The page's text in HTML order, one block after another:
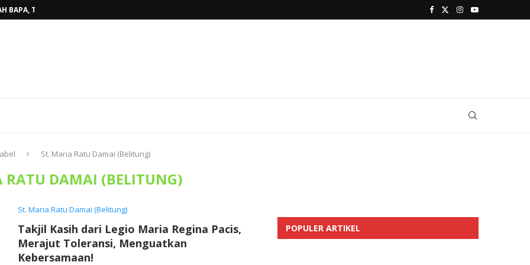
BAPA, TINGGALKAN...
St. Maria Ratu Damai (Belitung)
RATU DAMAI (BELITUNG)
St. Maria Ratu Damai (Belitung)
Takjil Kasih dari Legio Maria Regina Pacis,
Merajut Toleransi, Menguatkan
Kebersamaan!
POPULER ARTIKEL